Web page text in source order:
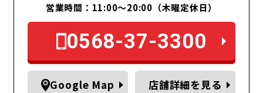
営業時間：11:00～20:00（木曜定休日）
0568-37-3300
Google Map 店舗詳細を見る